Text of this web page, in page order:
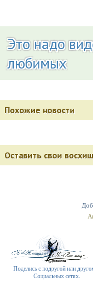
Поделись с подругой или
Социальных сетях.
Это надо
любимых
Похожие новости
Оставить свои